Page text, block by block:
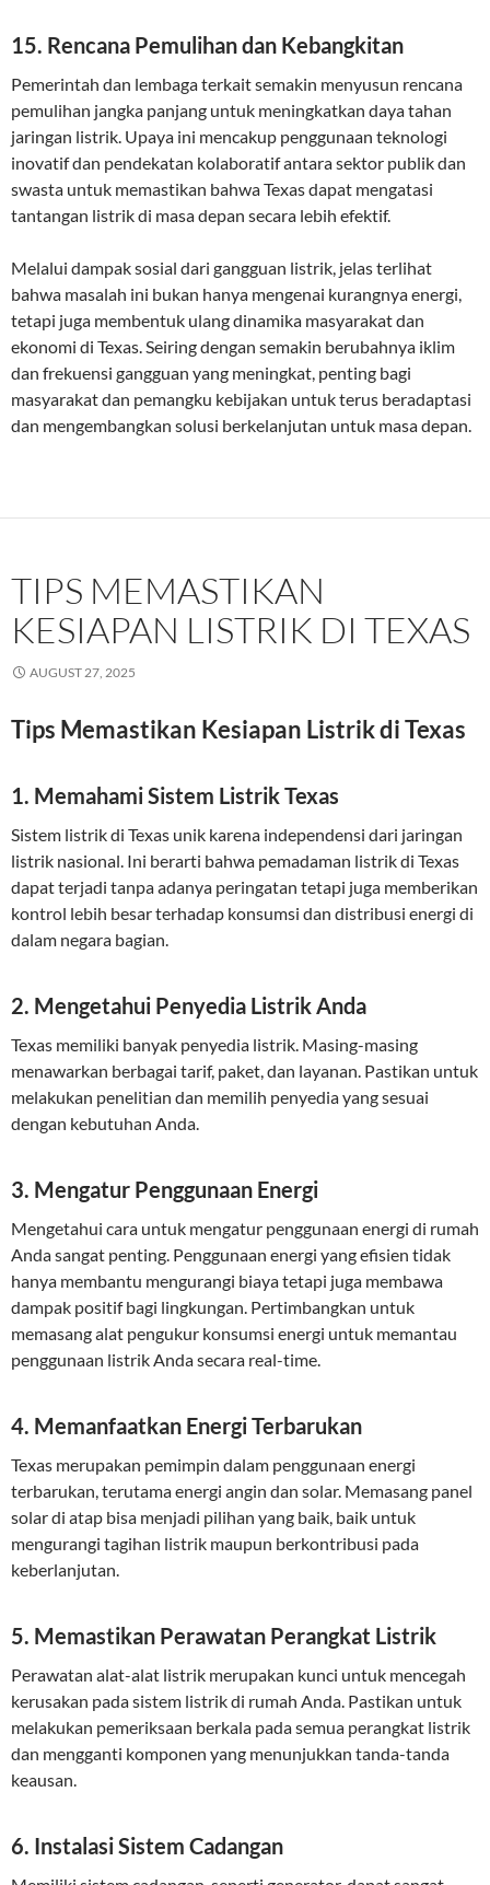
15. Rencana Pemulihan dan Kebangkitan
Pemerintah dan lembaga terkait semakin menyusun rencana
pemulihan jangka panjang untuk meningkatkan daya tahan
jaringan listrik. Upaya ini mencakup penggunaan teknologi
inovatif dan pendekatan kolaboratif antara sektor publik dan
swasta untuk memastikan bahwa Texas dapat mengatasi
tantangan listrik di masa depan secara lebih efektif.
Melalui dampak sosial dari gangguan listrik, jelas terlihat
bahwa masalah ini bukan hanya mengenai kurangnya energi,
tetapi juga membentuk ulang dinamika masyarakat dan
ekonomi di Texas. Seiring dengan semakin berubahnya iklim
dan frekuensi gangguan yang meningkat, penting bagi
masyarakat dan pemangku kebijakan untuk terus beradaptasi
dan mengembangkan solusi berkelanjutan untuk masa depan.
TIPS MEMASTIKAN
KESIAPAN LISTRIK DI TEXAS
AUGUST 27, 2025
Tips Memastikan Kesiapan Listrik di Texas
1. Memahami Sistem Listrik Texas
Sistem listrik di Texas unik karena independensi dari jaringan
listrik nasional. Ini berarti bahwa pemadaman listrik di Texas
dapat terjadi tanpa adanya peringatan tetapi juga memberikan
kontrol lebih besar terhadap konsumsi dan distribusi energi di
dalam negara bagian.
2. Mengetahui Penyedia Listrik Anda
Texas memiliki banyak penyedia listrik. Masing-masing
menawarkan berbagai tarif, paket, dan layanan. Pastikan untuk
melakukan penelitian dan memilih penyedia yang sesuai
dengan kebutuhan Anda.
3. Mengatur Penggunaan Energi
Mengetahui cara untuk mengatur penggunaan energi di rumah
Anda sangat penting. Penggunaan energi yang efisien tidak
hanya membantu mengurangi biaya tetapi juga membawa
dampak positif bagi lingkungan. Pertimbangkan untuk
memasang alat pengukur konsumsi energi untuk memantau
penggunaan listrik Anda secara real-time.
4. Memanfaatkan Energi Terbarukan
Texas merupakan pemimpin dalam penggunaan energi
terbarukan, terutama energi angin dan solar. Memasang panel
solar di atap bisa menjadi pilihan yang baik, baik untuk
mengurangi tagihan listrik maupun berkontribusi pada
keberlanjutan.
5. Memastikan Perawatan Perangkat Listrik
Perawatan alat-alat listrik merupakan kunci untuk mencegah
kerusakan pada sistem listrik di rumah Anda. Pastikan untuk
melakukan pemeriksaan berkala pada semua perangkat listrik
dan mengganti komponen yang menunjukkan tanda-tanda
keausan.
6. Instalasi Sistem Cadangan